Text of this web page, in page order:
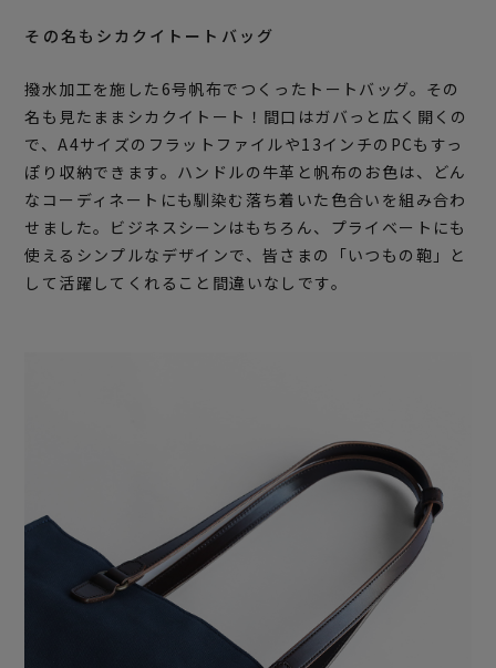
その名もシカクイトートバッグ
撥水加工を施した6号帆布でつくったトートバッグ。その
名も見たままシカクイトート！間口はガバっと広く開くの
で、A4サイズのフラットファイルや13インチのPCもすっ
ぽり収納できます。ハンドルの牛革と帆布のお色は、どん
なコーディネートにも馴染む落ち着いた色合いを組み合わ
せました。ビジネスシーンはもちろん、プライベートにも
使えるシンプルなデザインで、皆さまの「いつもの鞄」と
して活躍してくれること間違いなしです。